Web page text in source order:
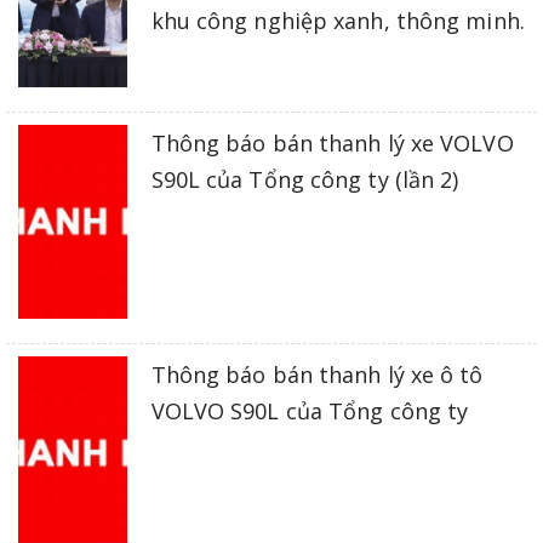
khu công nghiệp xanh, thông minh.
Thông báo bán thanh lý xe VOLVO
S90L của Tổng công ty (lần 2)
Thông báo bán thanh lý xe ô tô
VOLVO S90L của Tổng công ty